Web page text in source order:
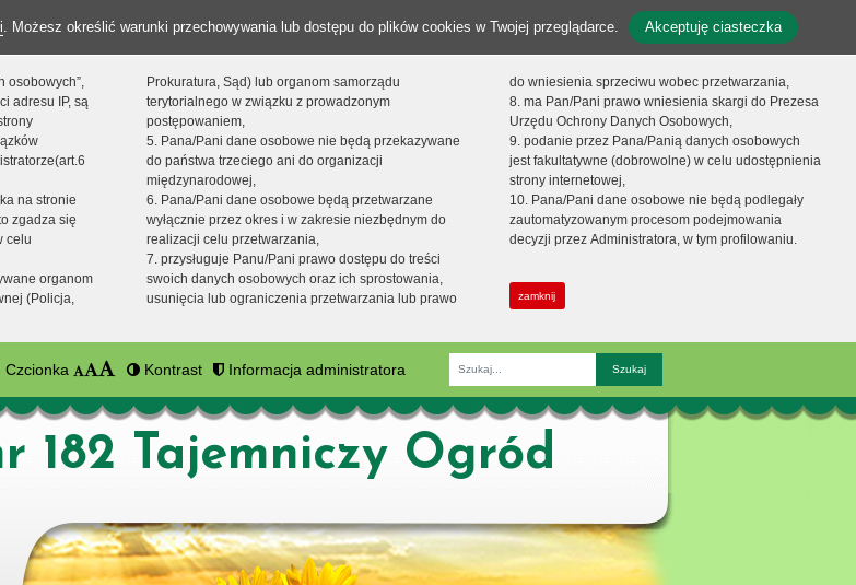
. Możesz określić warunki przechowywania lub dostępu do plików cookies w Twojej przeglądarce. Akceptuję ciasteczka
osobowych”,
adresu IP, są
na stronie
zgadza się
celu
organom
(Policja,
Prokuratura, Sąd) lub organom samorządu
terytorialnego w związku z prowadzonym
postępowaniem,
5. Pana/Pani dane osobowe nie będą przekazywane
do państwa trzeciego ani do organizacji
międzynarodowej,
6. Pana/Pani dane osobowe będą przetwarzane
wyłącznie przez okres i w zakresie niezbędnym do
realizacji celu przetwarzania,
7. przysługuje Panu/Pani prawo dostępu do treści
swoich danych osobowych oraz ich sprostowania,
usunięcia lub ograniczenia przetwarzania lub prawo
do wniesienia sprzeciwu wobec przetwarzania,
8. ma Pan/Pani prawo wniesienia skargi do Prezesa
Urzędu Ochrony Danych Osobowych,
9. podanie przez Pana/Panią danych osobowych
jest fakultatywne (dobrowolne) w celu udostępnienia
strony internetowej,
10. Pana/Pani dane osobowe nie będą podlegały
zautomatyzowanym procesom podejmowania
decyzji przez Administratora, w tym profilowaniu.
zamknij
Czcionka Kontrast Informacja administratora
Fraza
182 Tajemniczy Ogród